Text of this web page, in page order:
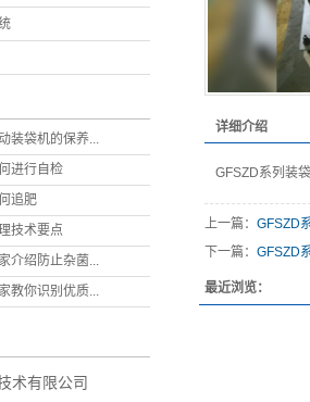
装袋机的保养...
进行自检
追肥
技术要点
介绍防止杂菌...
教你识别优质...
术有限公司
详细介绍
GFSZD系列装
上一篇： GFSZD
下一篇： GFSZD
最近浏览：